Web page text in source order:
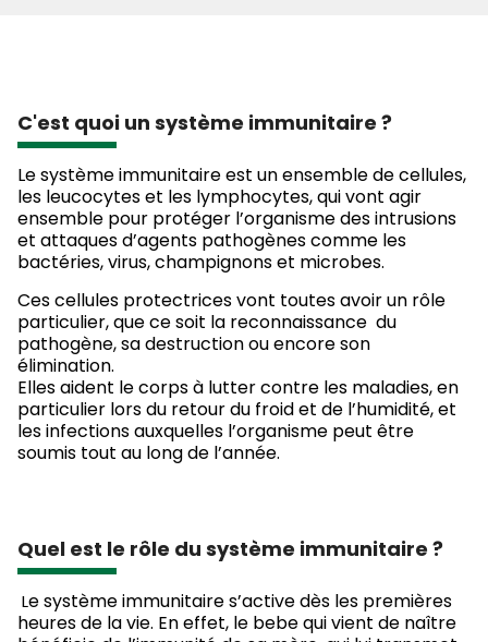
C'est quoi un système immunitaire ?
Le système immunitaire est un ensemble de cellules,
les leucocytes et les lymphocytes, qui vont agir
ensemble pour protéger l’organisme des intrusions
et attaques d’agents pathogènes comme les
bactéries, virus, champignons et microbes.
Ces cellules protectrices vont toutes avoir un rôle
particulier, que ce soit la reconnaissance du
pathogène, sa destruction ou encore son
élimination.
Elles aident le corps à lutter contre les maladies, en
particulier lors du retour du froid et de l’humidité, et
les infections auxquelles l’organisme peut être
soumis tout au long de l’année.
Quel est le rôle du système immunitaire ?
Le système immunitaire s’active dès les premières
heures de la vie. En effet, le bebe qui vient de naître